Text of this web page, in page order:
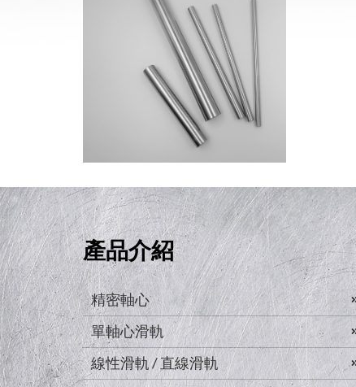
產品介紹
精密軸心
單軸心滑軌
線性滑軌 / 直線滑軌